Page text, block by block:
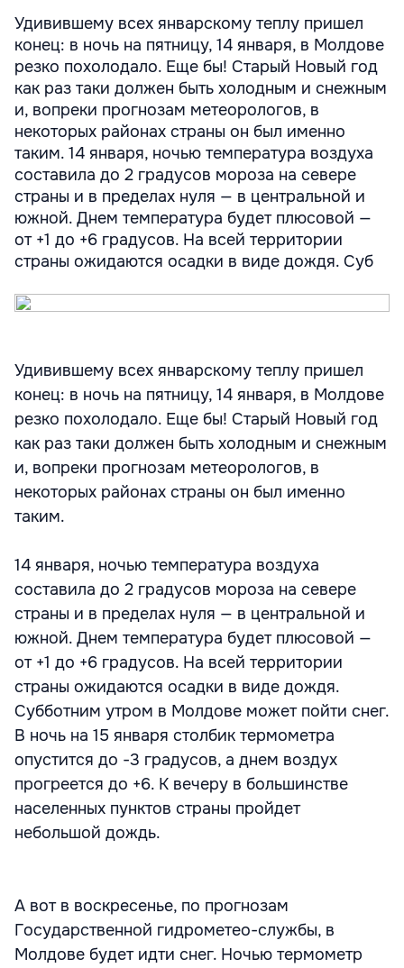
Удивившему всех январскому теплу пришел
конец: в ночь на пятницу, 14 января, в Молдове
резко похолодало. Еще бы! Старый Новый год
как раз таки должен быть холодным и снежным
и, вопреки прогнозам метеорологов, в
некоторых районах страны он был именно
таким. 14 января, ночью температура воздуха
составила до 2 градусов мороза на севере
страны и в пределах нуля — в центральной и
южной. Днем температура будет плюсовой —
от +1 до +6 градусов. На всей территории
страны ожидаются осадки в виде дождя. Суб
Удивившему всех январскому теплу пришел
конец: в ночь на пятницу, 14 января, в Молдове
резко похолодало. Еще бы! Старый Новый год
как раз таки должен быть холодным и снежным
и, вопреки прогнозам метеорологов, в
некоторых районах страны он был именно
таким.
14 января, ночью температура воздуха
составила до 2 градусов мороза на севере
страны и в пределах нуля — в центральной и
южной. Днем температура будет плюсовой —
от +1 до +6 градусов. На всей территории
страны ожидаются осадки в виде дождя.
Субботним утром в Молдове может пойти снег.
В ночь на 15 января столбик термометра
опустится до -3 градусов, а днем воздух
прогреется до +6. К вечеру в большинстве
населенных пунктов страны пройдет
небольшой дождь.
А вот в воскресенье, по прогнозам
Государственной гидрометео-службы, в
Молдове будет идти снег. Ночью термометр